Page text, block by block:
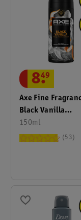
Axe Fine
Black Vanilla
Deodorant
150ml
8.
49
53